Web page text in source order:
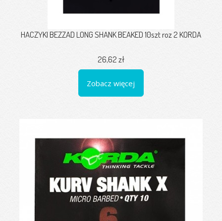
HACZYKI BEZZAD LONG SHANK BEAKED 10szt roz 2 KORDA
26,62 zł
Zobacz więcej